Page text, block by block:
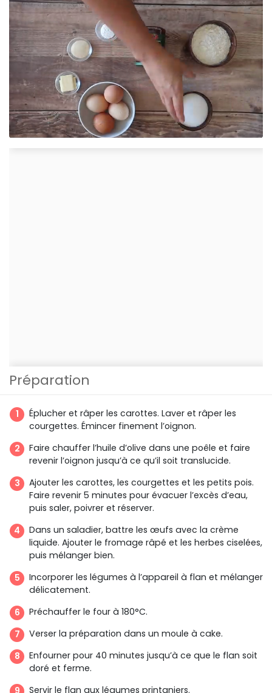
Préparation
Éplucher et râper les carottes. Laver et râper les
courgettes. Émincer finement l’oignon.
Faire chauffer l’huile d’olive dans une poêle et faire
revenir l’oignon jusqu’à ce qu’il soit translucide.
Ajouter les carottes, les courgettes et les petits pois.
Faire revenir 5 minutes pour évacuer l’excès d’eau,
puis saler, poivrer et réserver.
Dans un saladier, battre les œufs avec la crème
liquide. Ajouter le fromage râpé et les herbes ciselées,
puis mélanger bien.
Incorporer les légumes à l’appareil à flan et mélanger
délicatement.
Préchauffer le four à 180°C.
Verser la préparation dans un moule à cake.
Enfourner pour 40 minutes jusqu’à ce que le flan soit
doré et ferme.
Servir le flan aux légumes printaniers.